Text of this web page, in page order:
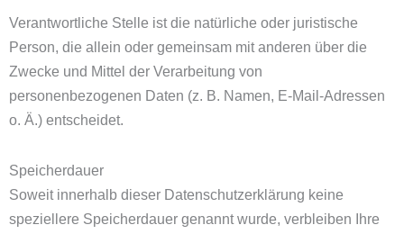
Verantwortliche Stelle ist die natürliche oder juristische
Person, die allein oder gemeinsam mit anderen über die
Zwecke und Mittel der Verarbeitung von
personenbezogenen Daten (z. B. Namen, E-Mail-Adressen
o. Ä.) entscheidet.
Speicherdauer
Soweit innerhalb dieser Datenschutzerklärung keine
speziellere Speicherdauer genannt wurde, verbleiben Ihre